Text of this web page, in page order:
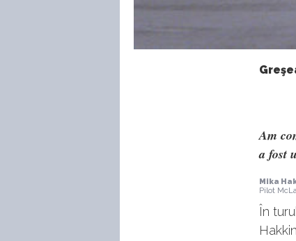
Am
a fost
Mika
Pilot
În